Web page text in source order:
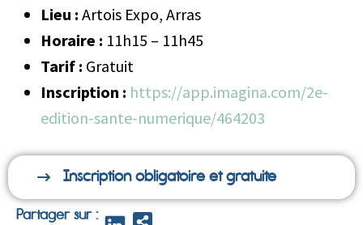
Lieu : Artois Expo, Arras
Horaire : 11h15 – 11h45
Tarif : Gratuit
Inscription : https://app.imagina.com/2e-
edition-sante-numerique/464203
Inscription obligatoire et gratuite
Partager sur :